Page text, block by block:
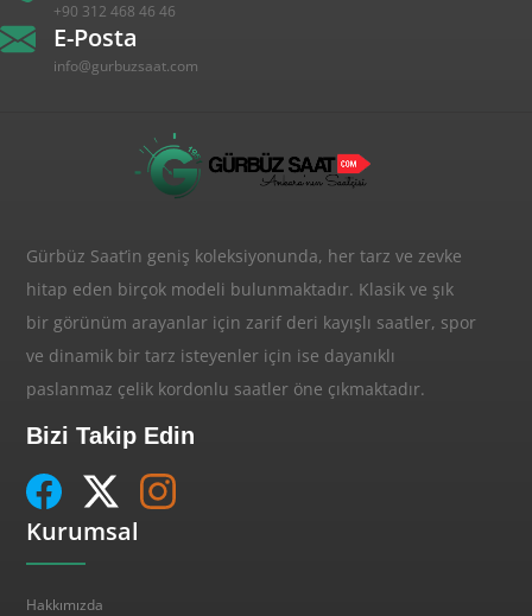
+90 312 468 46 46
E-Posta
info@gurbuzsaat.com
Gürbüz Saat’in geniş koleksiyonunda, her tarz ve zevke
hitap eden birçok modeli bulunmaktadır. Klasik ve şık
bir görünüm arayanlar için zarif deri kayışlı saatler, spor
ve dinamik bir tarz isteyenler için ise dayanıklı
paslanmaz çelik kordonlu saatler öne çıkmaktadır.
Bizi Takip Edin
Kurumsal
Hakkımızda